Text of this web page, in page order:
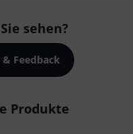
sehen?
Feedback
Produkte